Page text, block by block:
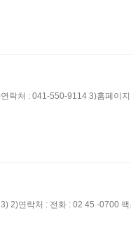
락처 : 041-550-9114 3)홈페이
2)연락처 : 전화 : 02 45 -0700